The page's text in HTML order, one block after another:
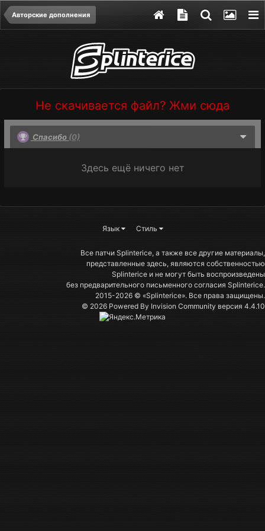
Авторские дополнения
Не скачивается файл? Жми сюда
Спасибо (0)
Здесь ещё ничего нет
Язык Стиль
Все патчи Splinterice, а также все другие материалы,
представленные здесь, являются собственностью
Splinterice и не могут быть воспроизведены
без предварительного письменного согласия Splinterice.
2015-2026 © «Splinterice». Все права защищены.
© 2026 Powered By Invision Community версия 4.4.10